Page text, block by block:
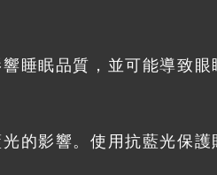
睡眠品質，並可能導致眼
的影響。使用抗藍光保